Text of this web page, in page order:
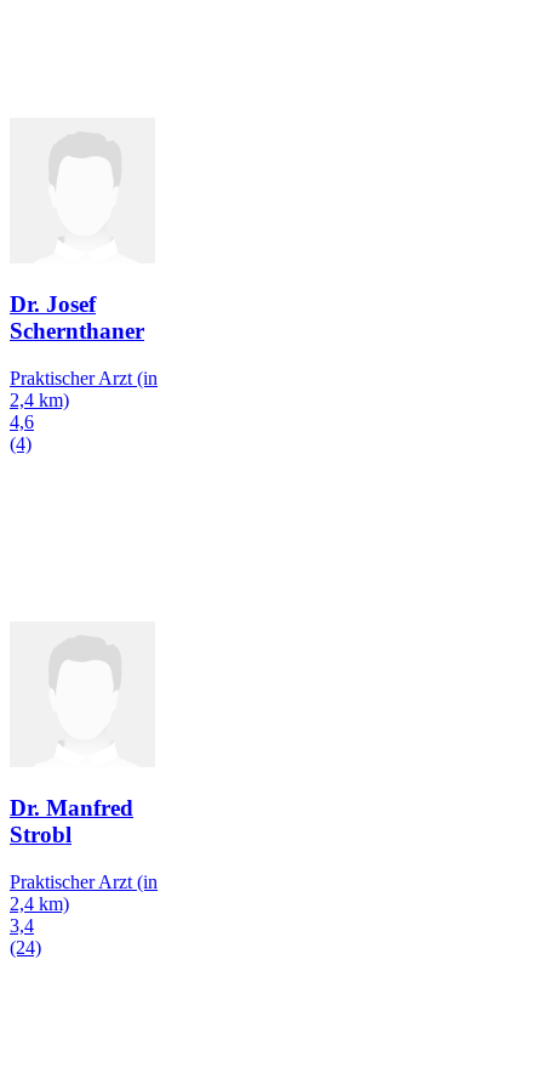
Dr. Josef
Schernthaner
Praktischer Arzt (in
2,4 km)
4,6
(4)
Dr. Manfred
Strobl
Praktischer Arzt (in
2,4 km)
3,4
(24)